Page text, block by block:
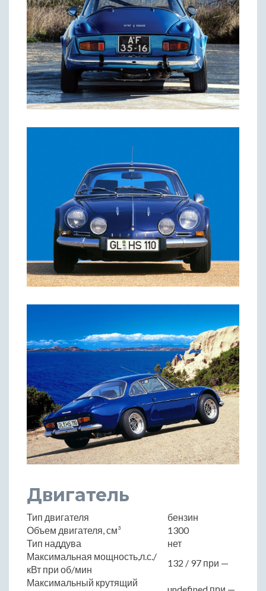
Двигатель
Тип двигателя
бензин
Объем двигателя, см³
1300
Тип наддува
нет
Максимальная мощность,л.с./
кВт при об/мин
132 / 97 при —
Максимальный крутящий